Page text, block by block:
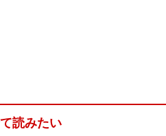
で強いブレーキを繰り返す
久性確保のため、これまた回
読みたい